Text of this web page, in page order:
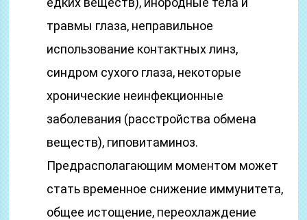
травмы глаза, неправильное
использование контактных линз,
синдром сухого глаза, некоторые
хронические неинфекционные
заболевания (расстройства обмена
веществ), гиповитаминоз.
Предрасполагающим моментом может
стать временное снижение иммунитета,
общее истощение, переохлаждение